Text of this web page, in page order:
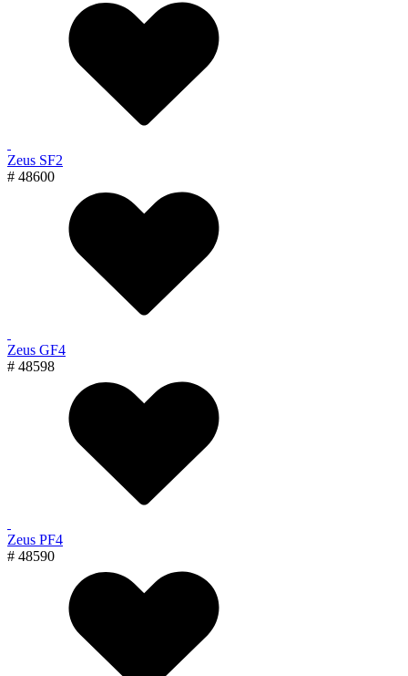
Zeus SF2
# 48600
Zeus GF4
# 48598
Zeus PF4
# 48590